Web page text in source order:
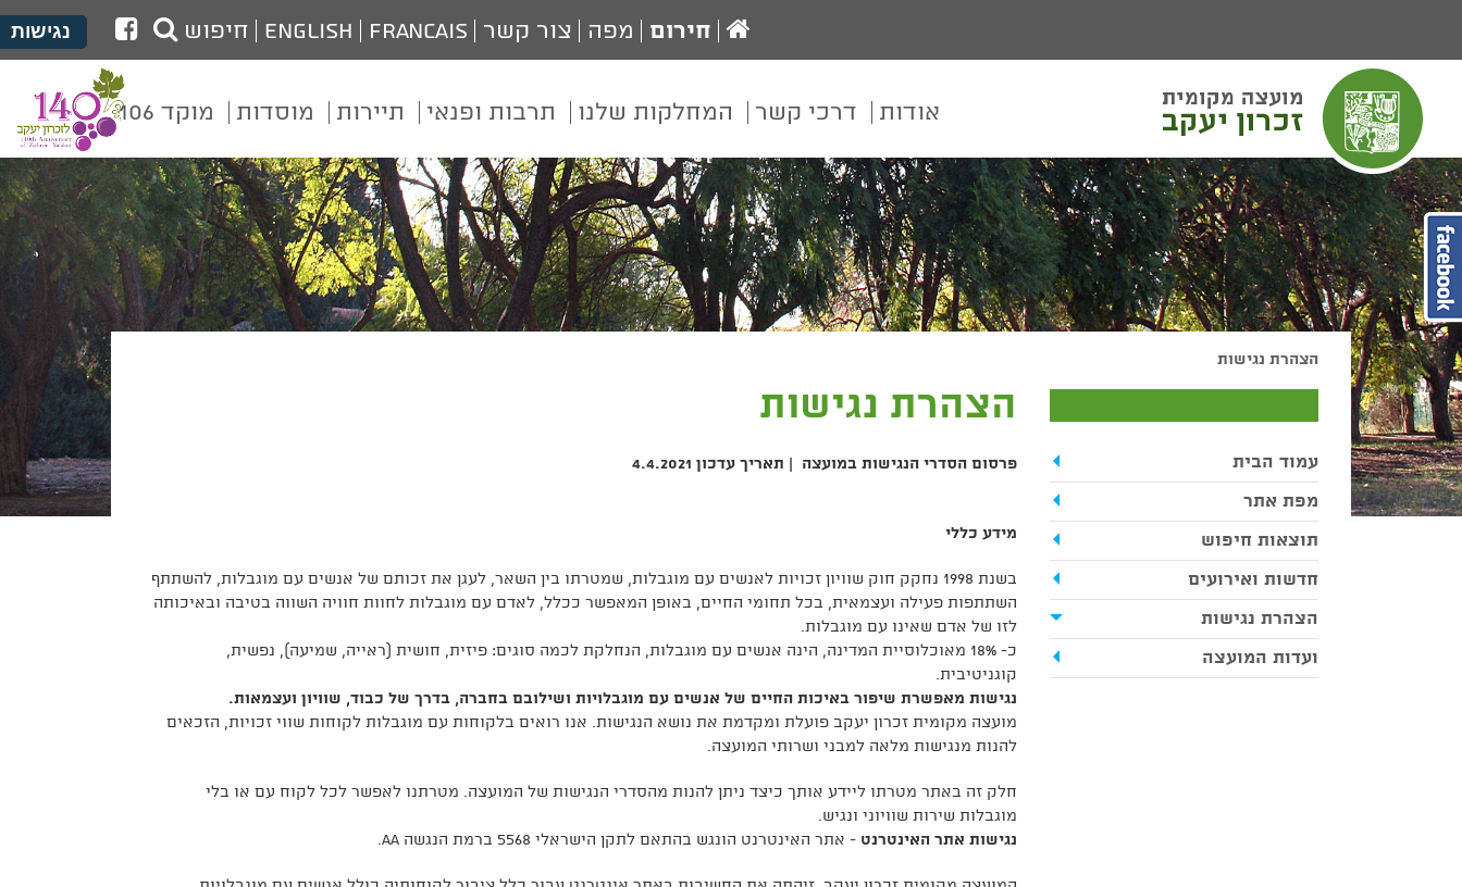
נגישות
עמוד
הבית
חירום מפה צור קשר Francais
English חיפוש
לעמוד
הפייסבוק
של
מועצת
זכרון
יעקב
אודות דרכי קשר המחלקות שלנו תרבות ופנאי תיירות מוסדות מוקד 106
הצהרת נגישות
הצהרת נגישות
פרסום הסדרי הנגישות במועצה | תאריך עדכון 4.4.2021
מידע כללי
בשנת 1998 נחקק חוק שוויון זכויות לאנשים עם מוגבלות, שמטרתו בין השאר, לעגן את זכותם של אנשים עם מוגבלות, להשתתף
השתתפות פעילה ועצמאית, בכל תחומי החיים, באופן המאפשר ככלל, לאדם עם מוגבלות לחוות חוויה השווה בטיבה ובאיכותה
לזו של אדם שאינו עם מוגבלות.
כ- 18% מאוכלוסיית המדינה, הינה אנשים עם מוגבלות, הנחלקת לכמה סוגים: פיזית, חושית (ראייה, שמיעה), נפשית,
קוגניטיבית.
נגישות מאפשרת שיפור באיכות החיים של אנשים עם מוגבלויות ושילובם בחברה, בדרך של כבוד, שוויון ועצמאות.
מועצה מקומית זכרון יעקב פועלת ומקדמת את נושא הנגישות. אנו רואים בלקוחות עם מוגבלות לקוחות שווי זכויות, הזכאים
להנות מנגישות מלאה למבני ושרותי המועצה.
חלק זה באתר מטרתו ליידע אותך כיצד ניתן להנות מהסדרי הנגישות של המועצה. מטרתנו לאפשר לכל לקוח עם או בלי
מוגבלות שירות שוויוני ונגיש.
נגישות אתר האינטרנט - אתר האינטרנט הונגש בהתאם לתקן הישראלי 5568 ברמת הנגשה AA.
עמוד הבית
מפת אתר
תוצאות חיפוש
חדשות ואירועים
הצהרת נגישות
ועדות המועצה